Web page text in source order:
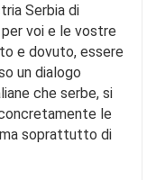
Serbia di
per voi e le vostre
e dovuto, essere
un dialogo
che serbe, si
le
soprattutto di